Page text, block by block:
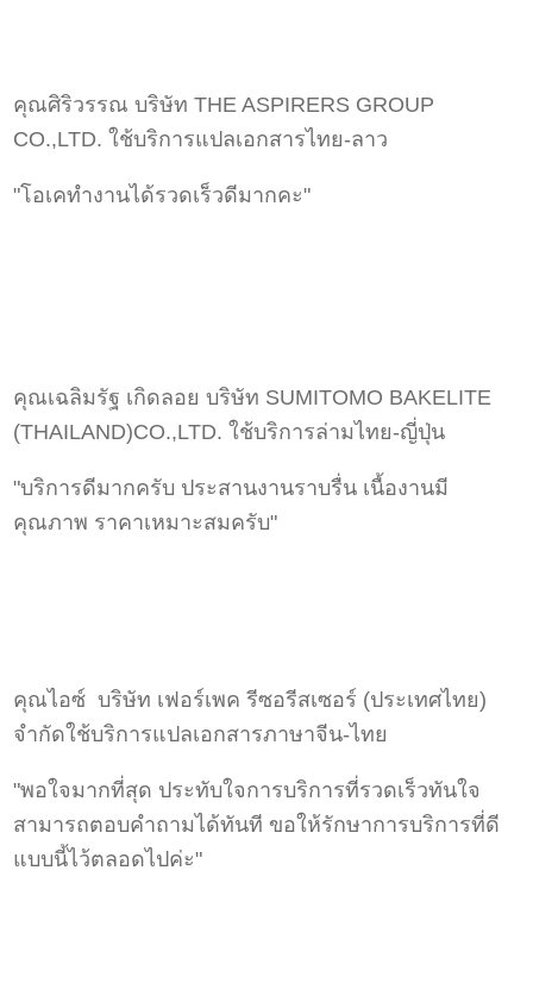
คุณศิริวรรณ บริษัท THE ASPIRERS GROUP
CO.,LTD. ใช้บริการแปลเอกสารไทย-ลาว
"โอเคทำงานได้รวดเร็วดีมากคะ"
คุณเฉลิมรัฐ เกิดลอย บริษัท SUMITOMO BAKELITE
(THAILAND)CO.,LTD. ใช้บริการล่ามไทย-ญี่ปุ่น
"บริการดีมากครับ ประสานงานราบรื่น เนื้องานมี
คุณภาพ ราคาเหมาะสมครับ"
คุณไอซ์ บริษัท เฟอร์เพค รีซอรีสเซอร์ (ประเทศไทย)
จำกัดใช้บริการแปลเอกสารภาษาจีน-ไทย
"พอใจมากที่สุด ประทับใจการบริการที่รวดเร็วทันใจ
สามารถตอบคำถามได้ทันที ขอให้รักษาการบริการที่ดี
แบบนี้ไว้ตลอดไปค่ะ"